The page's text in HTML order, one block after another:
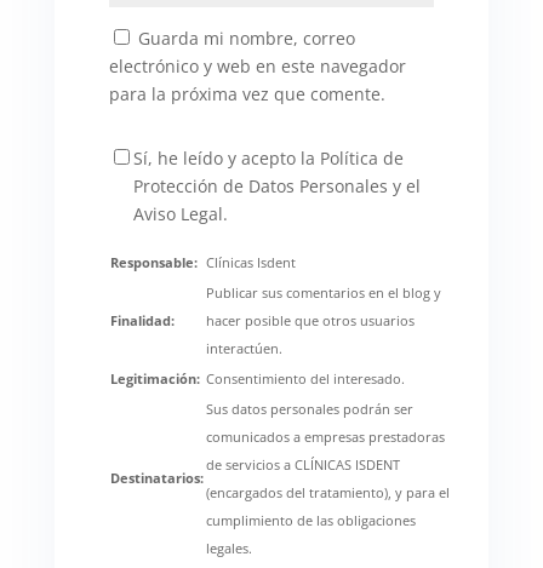
Guarda mi nombre, correo
electrónico y web en este navegador
para la próxima vez que comente.
Sí, he leído y acepto la Política de
Protección de Datos Personales y el
Aviso Legal.
Responsable: Clínicas Isdent
Finalidad:
Publicar sus comentarios en el blog y
hacer posible que otros usuarios
interactúen.
Legitimación: Consentimiento del interesado.
Destinatarios:
Sus datos personales podrán ser
comunicados a empresas prestadoras
de servicios a CLÍNICAS ISDENT
(encargados del tratamiento), y para el
cumplimiento de las obligaciones
legales.